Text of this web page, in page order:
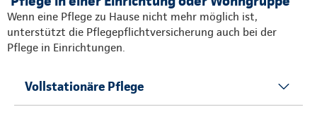
Wenn eine Pflege zu Hause nicht mehr möglich ist,
unterstützt die Pflegepflichtversicherung auch bei der
Pflege in Einrichtungen.
Vollstationäre Pflege